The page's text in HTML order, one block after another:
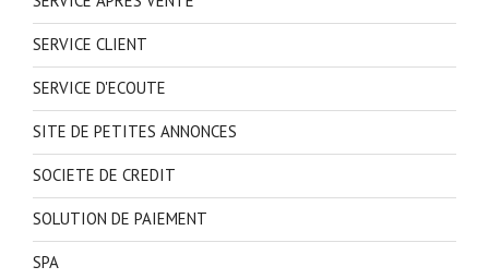
SERVICE CLIENT
SERVICE D'ECOUTE
SITE DE PETITES ANNONCES
SOCIETE DE CREDIT
SOLUTION DE PAIEMENT
SPA